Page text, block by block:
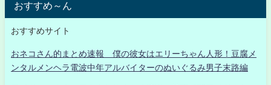
おすすめ～ん
おすすめサイト
おネコさん的まとめ速報 僕の彼女はエリーちゃん人形！豆腐メ
ンタルメンヘラ電波中年アルバイターのぬいぐるみ男子末路編